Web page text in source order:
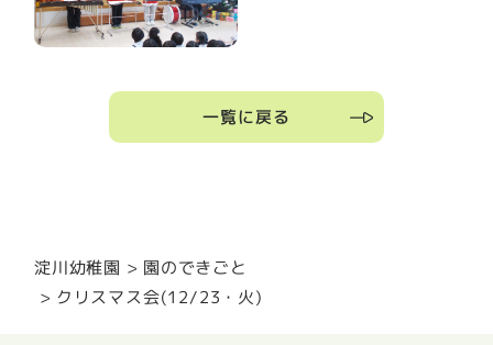
一覧に戻る
淀川幼稚園 園のできごと
クリスマス会(12/23・火)